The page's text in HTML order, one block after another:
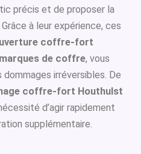
précis et de proposer la
à leur expérience, ces
coffre-fort
de coffre, vous
irréversibles. De
coffre-fort Houthulst
d’agir rapidement
supplémentaire.